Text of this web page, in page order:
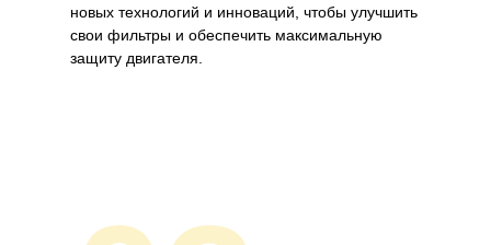
новых технологий и инноваций, чтобы улучшить
свои фильтры и обеспечить максимальную
защиту двигателя.